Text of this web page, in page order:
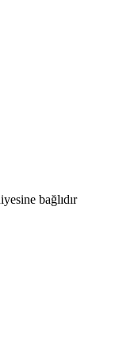
bağlıdır